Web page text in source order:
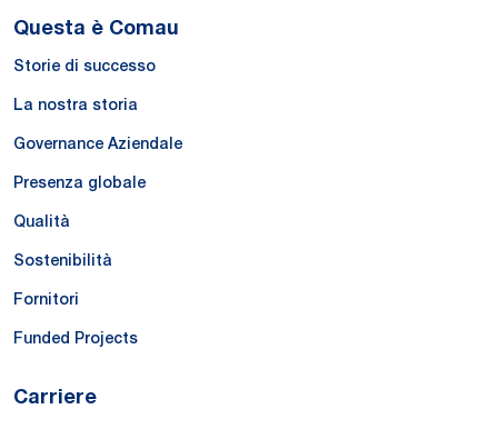
Questa è Comau
Storie di successo
La nostra storia
Governance Aziendale
Presenza globale
Qualità
Sostenibilità
Fornitori
Funded Projects
Carriere